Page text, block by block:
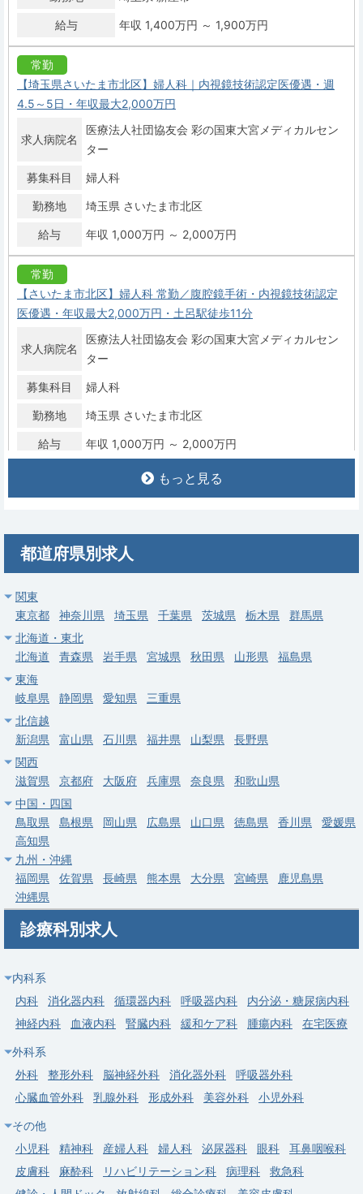
給与 年収 1,400万円 ～ 1,900万円
常勤
【埼玉県さいたま市北区】婦人科｜内視鏡技術認定医優遇・週
4.5～5日・年収最大2,000万円
求人病院名
医療法人社団協友会 彩の国東大宮メディカルセン
ター
募集科目 婦人科
勤務地 埼玉県 さいたま市北区
給与 年収 1,000万円 ～ 2,000万円
常勤
【さいたま市北区】婦人科 常勤／腹腔鏡手術・内視鏡技術認定
医優遇・年収最大2,000万円・土呂駅徒歩11分
求人病院名
医療法人社団協友会 彩の国東大宮メディカルセン
ター
募集科目 婦人科
勤務地 埼玉県 さいたま市北区
給与 年収 1,000万円 ～ 2,000万円
募集科目 婦人科
給与 年収 1,000万円 ～ 2,000万円
常勤
【入間市】婦人科（人間ドック・健診）／週4日／高額年収（年
俸〜1,600万円）
求人病院名
募集科目 婦人科
勤務地 埼玉県 入間市
給与
常勤
【狭山市】婦人科立ち上げ／手術及び病棟管理が可能な医師を募
集しております
求人病院名
社会医療法人財団石心会 埼玉石心会病院
募集科目 婦人科
給与 年収 1,300万円 ～ 2,000万円
常勤
【羽生市】外来・病棟管理・分娩・オペ／週4日勤務も相談可の
好条件
求人病院名
医療法人徳洲会 羽生総合病院
募集科目
勤務地 埼玉県 羽生市
もっと見る
都道府県別求人
関東
東京都
神奈川県 埼玉県 千葉県 茨城県 栃木県
群馬県
北海道・東北
北海道
青森県 岩手県 宮城県 秋田県 山形県
福島県
東海
岐阜県
静岡県 愛知県
三重県
北信越
新潟県
富山県 石川県 福井県 山梨県
長野県
関西
滋賀県
京都府 大阪府 兵庫県 奈良県
和歌山県
中国・四国
鳥取県
島根県 岡山県 広島県 山口県 徳島県 香川県
愛媛県
高知県
九州・沖縄
福岡県
佐賀県 長崎県 熊本県 大分県 宮崎県
鹿児島県
沖縄県
診療科別求人
内科系
内科
消化器内科 循環器内科 呼吸器内科
内分泌・糖尿病内科
神経内科
血液内科 腎臓内科 緩和ケア科 腫瘍内科 在宅医療
外科系
外科
整形外科 脳神経外科 消化器外科
呼吸器外科
心臓血管外科
乳腺外科 形成外科 美容外科 小児外科
その他
小児科
精神科 産婦人科 婦人科 泌尿器科 眼科
耳鼻咽喉科
皮膚科
麻酔科 リハビリテーション科 病理科
救急科